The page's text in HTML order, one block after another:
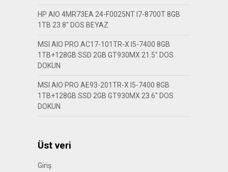
HP AIO 4MR73EA 24-F0025NT I7-8700T 8GB
1TB 23.8″ DOS BEYAZ
MSI AIO PRO AC17-101TR-X I5-7400 8GB
1TB+128GB SSD 2GB GT930MX 21.5″ DOS
DOKUN
MSI AIO PRO AE93-201TR-X I5-7400 8GB
1TB+128GB SSD 2GB GT930MX 23.6″ DOS
DOKUN
Üst veri
Giriş